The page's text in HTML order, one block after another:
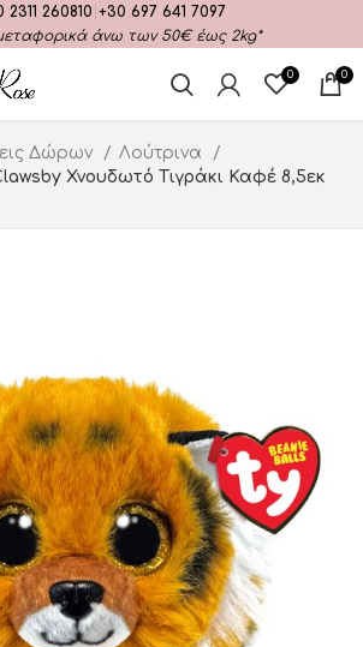
2311 260810 +30 697 641 7097
άνω των 50€ έως 2kg*
0 0
Δώρων
Λούτρινα
Χνουδωτό Τιγράκι Καφέ 8,5εκ